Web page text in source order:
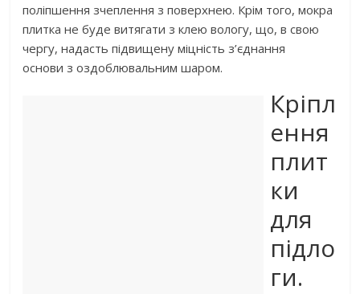
поліпшення зчеплення з поверхнею. Крім того, мокра
плитка не буде витягати з клею вологу, що, в свою
чергу, надасть підвищену міцність з’єднання
основи з оздоблювальним шаром.
Кріпл
ення
плит
ки
для
підло
ги.